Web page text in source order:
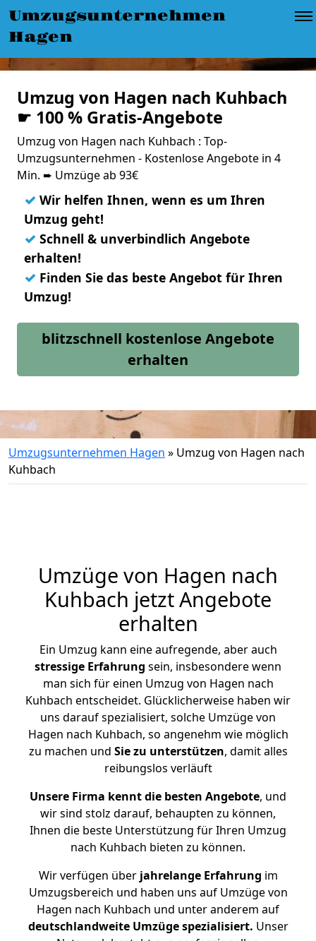
Umzugsunternehmen
Hagen
Umzug von Hagen nach Kuhbach
☛ 100 % Gratis-Angebote
Umzug von Hagen nach Kuhbach : Top-
Umzugsunternehmen - Kostenlose Angebote in 4
Min. ➨ Umzüge ab 93€
✓ Wir helfen Ihnen, wenn es um Ihren
Umzug geht!
✓ Schnell & unverbindlich Angebote
erhalten!
✓ Finden Sie das beste Angebot für Ihren
Umzug!
blitzschnell kostenlose Angebote
erhalten
Umzugsunternehmen Hagen » Umzug von Hagen nach
Kuhbach
Umzüge von Hagen nach
Kuhbach jetzt Angebote
erhalten
Ein Umzug kann eine aufregende, aber auch
stressige Erfahrung sein, insbesondere wenn
man sich für einen Umzug von Hagen nach
Kuhbach entscheidet. Glücklicherweise haben wir
uns darauf spezialisiert, solche Umzüge von
Hagen nach Kuhbach, so angenehm wie möglich
zu machen und Sie zu unterstützen, damit alles
reibungslos verläuft
Unsere Firma kennt die besten Angebote, und
wir sind stolz darauf, behaupten zu können,
Ihnen die beste Unterstützung für Ihren Umzug
nach Kuhbach bieten zu können.
Wir verfügen überjahrelange Erfahrung im
Umzugsbereich und haben uns auf Umzüge von
Hagen nach Kuhbach und unter anderem auf
deutschlandweite Umzüge spezialisiert. Unser